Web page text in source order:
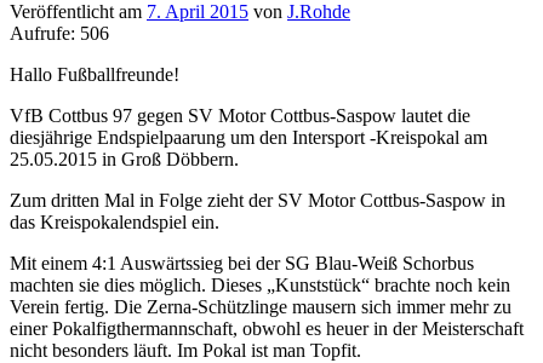
Veröffentlicht am 7. April 2015 von J.Rohde
Aufrufe: 506
Hallo Fußballfreunde!
VfB Cottbus 97 gegen SV Motor Cottbus-Saspow lautet die
diesjährige Endspielpaarung um den Intersport -Kreispokal am
25.05.2015 in Groß Döbbern.
Zum dritten Mal in Folge zieht der SV Motor Cottbus-Saspow in
das Kreispokalendspiel ein.
Mit einem 4:1 Auswärtssieg bei der SG Blau-Weiß Schorbus
machten sie dies möglich. Dieses „Kunststück“ brachte noch kein
Verein fertig. Die Zerna-Schützlinge mausern sich immer mehr zu
einer Pokalfigthermannschaft, obwohl es heuer in der Meisterschaft
nicht besonders läuft. Im Pokal ist man Topfit.